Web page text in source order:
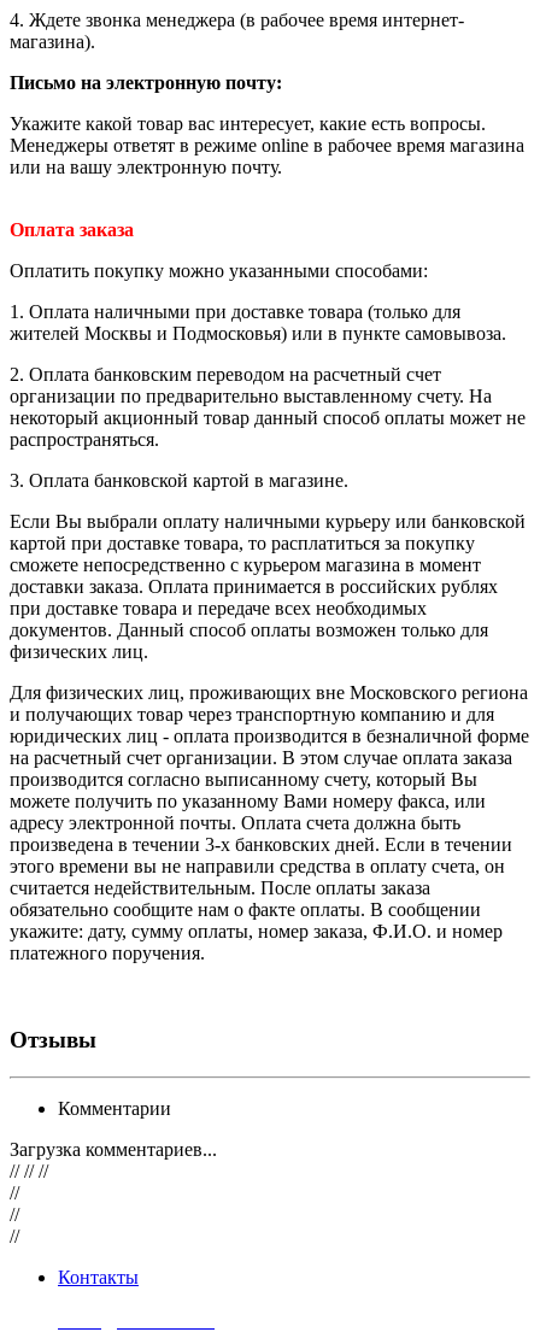
4. Ждете звонка менеджера (в рабочее время интернет-
магазина).
Письмо на электронную почту:
Укажите какой товар вас интересует, какие есть вопросы.
Менеджеры ответят в режиме online в рабочее время магазина
или на вашу электронную почту.
Оплата заказа
Оплатить покупку можно указанными способами:
1. Оплата наличными при доставке товара (только для
жителей Москвы и Подмосковья) или в пункте самовывоза.
2. Оплата банковским переводом на расчетный счет
организации по предварительно выставленному счету. На
некоторый акционный товар данный способ оплаты может не
распространяться.
3. Оплата банковской картой в магазине.
Если Вы выбрали оплату наличными курьеру или банковской
картой при доставке товара, то расплатиться за покупку
сможете непосредственно с курьером магазина в момент
доставки заказа. Оплата принимается в российских рублях
при доставке товара и передаче всех необходимых
документов. Данный способ оплаты возможен только для
физических лиц.
Для физических лиц, проживающих вне Московского региона
и получающих товар через транспортную компанию и для
юридических лиц - оплата производится в безналичной форме
на расчетный счет организации. В этом случае оплата заказа
производится согласно выписанному счету, который Вы
можете получить по указанному Вами номеру факса, или
адресу электронной почты. Оплата счета должна быть
произведена в течении 3-х банковских дней. Если в течении
этого времени вы не направили средства в оплату счета, он
считается недействительным. После оплаты заказа
обязательно сообщите нам о факте оплаты. В сообщении
укажите: дату, сумму оплаты, номер заказа, Ф.И.О. и номер
платежного поручения.
Отзывы
Комментарии
Загрузка комментариев...
// // //
//
//
//
Контакты